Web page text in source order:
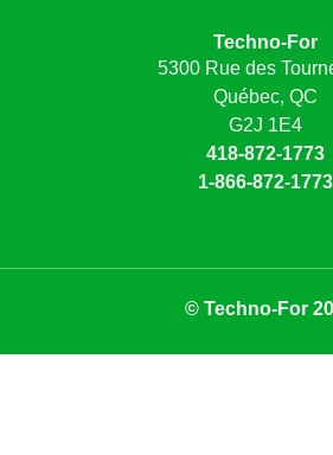
Techno-For
5300 Rue des
Québec, QC
G2J 1E4
418-872-1773
1-866-872-1773
© Techno-For